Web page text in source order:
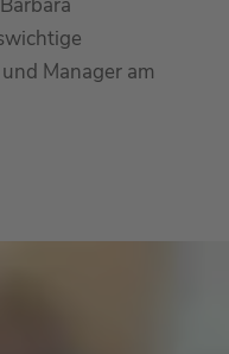
Manager am